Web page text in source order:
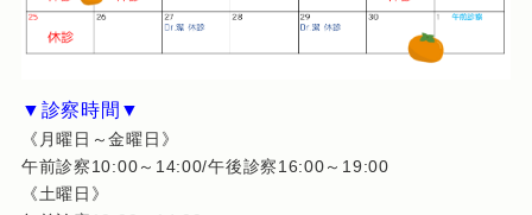
▼診察時間▼
《月曜日～金曜日》
午前診察10:00～14:00/午後診察16:00～19:00
《土曜日》